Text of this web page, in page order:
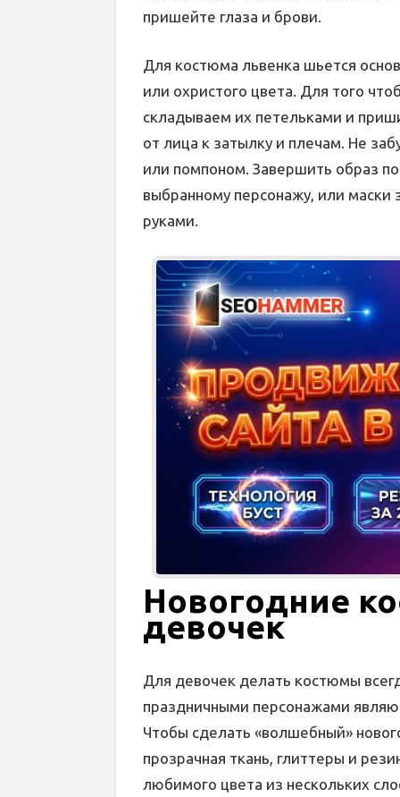
пришейте глаза и брови.
Для костюма львенка шьется
или охристого цвета. Для того
складываем их петельками и
от лица к затылку и плечам. Не
или помпоном. Завершить образ
выбранному персонажу, или
руками.
Новогодние
девочек
Для девочек делать костюмы
праздничными персонажами
Чтобы сделать «волшебный»
прозрачная ткань, глиттеры и
любимого цвета из нескольких